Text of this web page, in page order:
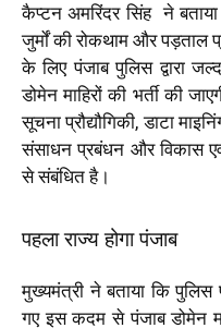
कैप्टन अमरिंदर सिंह ने
जुर्मों की रोकथाम और पड़ताल
के लिए पंजाब पुलिस द्वारा
डोमेन माहिरों की भर्ती की
सूचना प्रौद्यौगिकी, डाटा
संसाधन प्रबंधन और विकास
से संबंधित है।
पहला राज्य होगा पंजाब
मुख्यमंत्री ने बताया कि पुलिस
गए इस कदम से पंजाब डोमेन